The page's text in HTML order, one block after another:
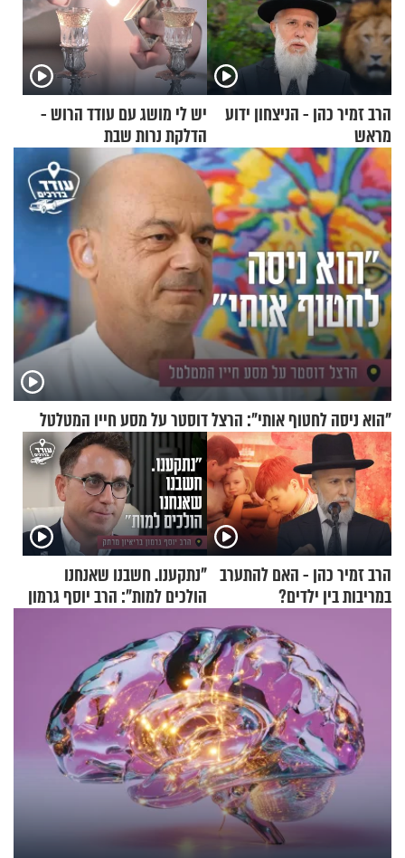
הרב זמיר כהן - הניצחון ידוע
מראש
יש לי מושג עם עודד הרוש -
הדלקת נרות שבת
"הוא ניסה לחטוף אותי": הרצל דוסטר על מסע חייו המטלטל
הרב זמיר כהן - האם להתערב
במריבות בין ילדים?
"נתקענו. חשבנו שאנחנו
הולכים למות": הרב יוסף גרמון